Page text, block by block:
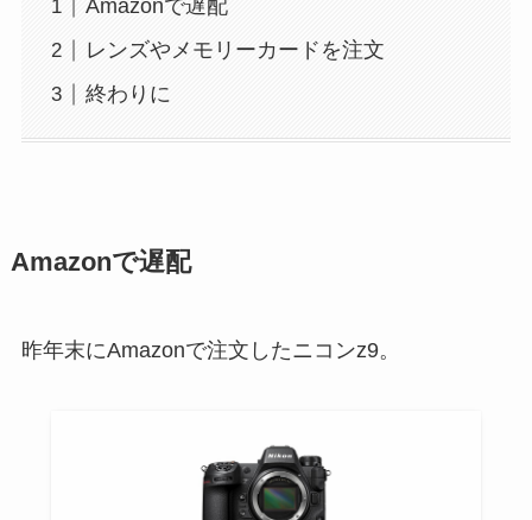
Amazonで遅配
レンズやメモリーカードを注文
終わりに
Amazonで遅配
昨年末にAmazonで注文したニコンz9。